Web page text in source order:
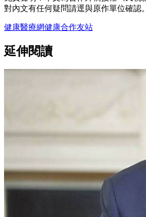
對內文有任何疑問請逕與原作單位確認。
健康醫療網健康合作友站
延伸閱讀